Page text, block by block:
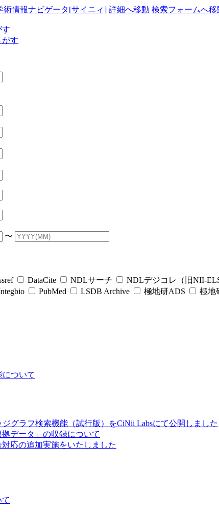
術情報ナビゲータ[サイニィ] 詳細へ移動 検索フォームへ移
す
がす
〜
DataCite NDLサーチ NDLデジコレ（旧NII-
PubMed LSDB Archive 極地研ADS 極地
について
ジグラフ検索機能（試行版）をCiNii Labsにて公開しました
拠データ」の収録について
応の追加実施をいたしました